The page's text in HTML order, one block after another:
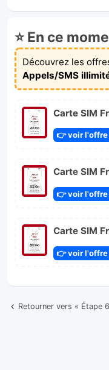
⭐ En ce
Découvrez les
Appels/SMS
Carte SIM
👉 voir l'offre
Carte SIM
👉 voir l'offre
Carte SIM
👉 voir l'offre
Retourner vers « Étape